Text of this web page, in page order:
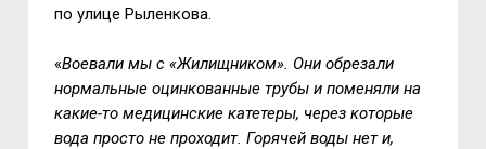
по улице Рыленкова.
«Воевали мы с «Жилищником». Они обрезали
нормальные оцинкованные трубы и поменяли на
какие-то медицинские катетеры, через которые
вода просто не проходит. Горячей воды нет и,